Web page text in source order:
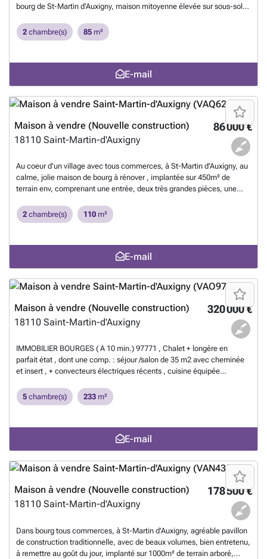
bourg de St-Martin d'Auxigny, maison mitoyenne élevée sur sous-sol,
chaussée une entrée et une pièce de loisirs carrelée non chauffée
pouvant être transformée en partie habitable.; à l'étage: un
chambres, une salle de douche et un wc. Volets roulants. Tout à
En savoir plus ?
2 chambre(s) 85 m²
E-mail
86 000 €
Maison à vendre (Nouvelle construction)
18110 Saint-Martin-d'Auxigny
Au coeur d'un village avec tous commerces, à St-Martin d'Auxigny, au
calme, jolie maison de bourg à rénover , implantée sur 450m² de
terrain env, comprenant une entrée, deux très grandes pièces, une
l'accès à un grenier aménageable. Grande dépendance de 78 m².
Chauffage au gaz de ville. Tout à l'égout. Prix: 86000€. Tel ###
2 chambre(s) 110 m²
E-mail
320 000 €
Maison à vendre (Nouvelle construction)
18110 Saint-Martin-d'Auxigny
IMMOBILIER BOURGES ( A 10 min.) 97771 , Chalet + longère en
parfait état , dont une comp. : séjour /salon de 35 m2 avec cheminée
et insert , + convecteurs électriques récents , cuisine équipée
avec salle d'eau et dressing , terrasse en partie couverte , 2 garages ,
La 2eme , séjour / salon de 53 m2 avec cuisine ouverte , débarras , wc
faire un bureau , à l'étage 2 chambres , salle de bains , dégagement ,
wc , 2 garages de 45 m2, plus une maisonnette avec 2 garages , cave
et débarras , atelier soit 90 m2 et un chalet .A 10 minutes de Bourges
sur un terrain de 3910 m2 clos et arboré , très bien entretenu , portail
motorisé .Contacter l'agence TRANSAXIA au ### ### .
M.PASQUET
En savoir plus ?
5 chambre(s) 233 m²
E-mail
178 500 €
Maison à vendre (Nouvelle construction)
18110 Saint-Martin-d'Auxigny
Dans bourg tous commerces, à St-Martin d'Auxigny, agréable pavillon
de construction traditionnelle, avec de beaux volumes, bien entretenu,
à remettre au goût du jour, implanté sur 1000m² de terrain arboré,